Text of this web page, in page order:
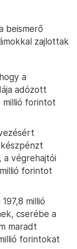
beismerő
zajlottak
a
adózott
millió forintot
végrehajtói
forintot
millió
cserébe a
maradt
forintokat